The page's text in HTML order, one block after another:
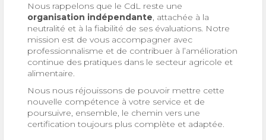
Nous rappelons que le CdL reste une
organisation indépendante, attachée à la
neutralité et à la fiabilité de ses évaluations. Notre
mission est de vous accompagner avec
professionnalisme et de contribuer à l’amélioration
continue des pratiques dans le secteur agricole et
alimentaire.
Nous nous réjouissons de pouvoir mettre cette
nouvelle compétence à votre service et de
poursuivre, ensemble, le chemin vers une
certification toujours plus complète et adaptée.